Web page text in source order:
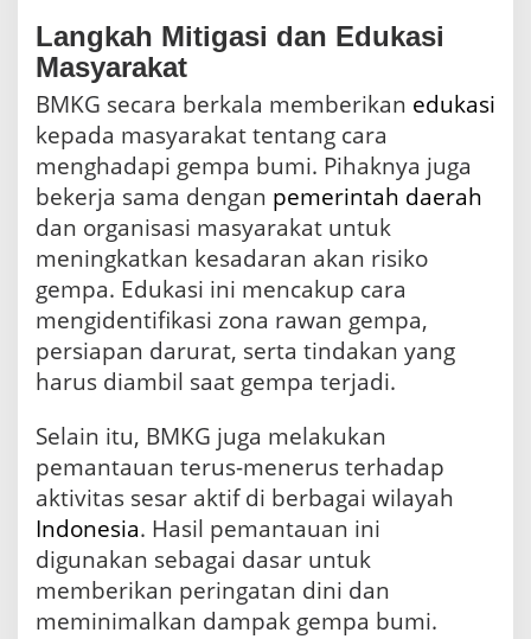
Langkah Mitigasi dan Edukasi
Masyarakat
BMKG secara berkala memberikan edukasi
kepada masyarakat tentang cara
menghadapi gempa bumi. Pihaknya juga
bekerja sama dengan pemerintah daerah
dan organisasi masyarakat untuk
meningkatkan kesadaran akan risiko
gempa. Edukasi ini mencakup cara
mengidentifikasi zona rawan gempa,
persiapan darurat, serta tindakan yang
harus diambil saat gempa terjadi.
Selain itu, BMKG juga melakukan
pemantauan terus-menerus terhadap
aktivitas sesar aktif di berbagai wilayah
Indonesia. Hasil pemantauan ini
digunakan sebagai dasar untuk
memberikan peringatan dini dan
meminimalkan dampak gempa bumi.